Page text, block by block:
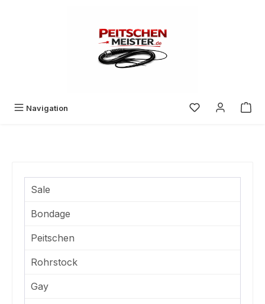
Navigation Du hast 0
Sale
Bondage
Peitschen
Rohrstock
Gay